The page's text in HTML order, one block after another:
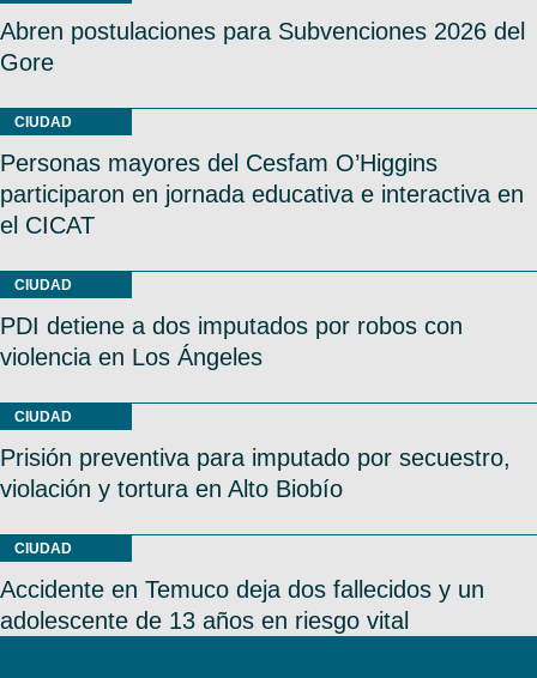
Abren postulaciones para Subvenciones 2026 del
Gore
CIUDAD
Personas mayores del Cesfam O’Higgins
participaron en jornada educativa e interactiva en
el CICAT
CIUDAD
PDI detiene a dos imputados por robos con
violencia en Los Ángeles
CIUDAD
Prisión preventiva para imputado por secuestro,
violación y tortura en Alto Biobío
CIUDAD
Accidente en Temuco deja dos fallecidos y un
adolescente de 13 años en riesgo vital